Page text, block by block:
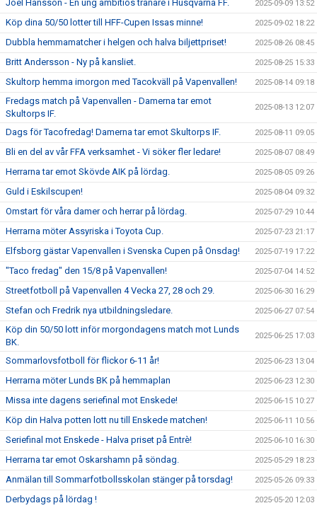
Joel Hansson - En ung ambitiös tränare i Husqvarna FF. 2025-09-09 13:52
Köp dina 50/50 lotter till HFF-Cupen Issas minne! 2025-09-02 18:22
Dubbla hemmamatcher i helgen och halva biljettpriset! 2025-08-26 08:45
Britt Andersson - Ny på kansliet. 2025-08-25 15:33
Skultorp hemma imorgon med Tacokväll på Vapenvallen! 2025-08-14 09:18
Fredags match på Vapenvallen - Damerna tar emot
Skultorps IF.
2025-08-13 12:07
Dags för Tacofredag! Damerna tar emot Skultorps IF. 2025-08-11 09:05
Bli en del av vår FFA verksamhet - Vi söker fler ledare! 2025-08-07 08:49
Herrarna tar emot Skövde AIK på lördag. 2025-08-05 09:26
Guld i Eskilscupen! 2025-08-04 09:32
Omstart för våra damer och herrar på lördag. 2025-07-29 10:44
Herrarna möter Assyriska i Toyota Cup. 2025-07-23 21:17
Elfsborg gästar Vapenvallen i Svenska Cupen på Onsdag! 2025-07-19 17:22
"Taco fredag" den 15/8 på Vapenvallen! 2025-07-04 14:52
Streetfotboll på Vapenvallen 4 Vecka 27, 28 och 29. 2025-06-30 16:29
Stefan och Fredrik nya utbildningsledare. 2025-06-27 07:54
Köp din 50/50 lott inför morgondagens match mot Lunds
BK.
2025-06-25 17:03
Sommarlovsfotboll för flickor 6-11 år! 2025-06-23 13:04
Herrarna möter Lunds BK på hemmaplan 2025-06-23 12:30
Missa inte dagens seriefinal mot Enskede! 2025-06-15 10:27
Köp din Halva potten lott nu till Enskede matchen! 2025-06-11 10:56
Seriefinal mot Enskede - Halva priset på Entrè! 2025-06-10 16:30
Herrarna tar emot Oskarshamn på söndag. 2025-05-29 18:23
Anmälan till Sommarfotbollsskolan stänger på torsdag! 2025-05-26 09:33
Derbydags på lördag ! 2025-05-20 12:03